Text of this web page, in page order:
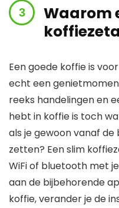
Waarom
Een goede koffie is
echt een
reeks handelingen en
hebt in koffie is toch
als je gewoon vanaf
zetten? Een slim
WiFi of bluetooth met
aan de bijbehorende
koffie, verander je de